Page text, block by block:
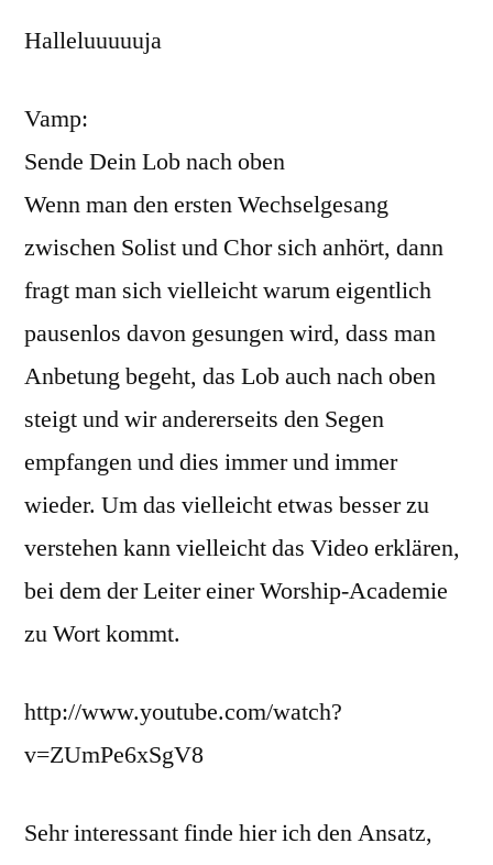
Halleluuuuuja
Vamp:
Sende Dein Lob nach oben
Wenn man den ersten Wechselgesang
zwischen Solist und Chor sich anhört, dann
fragt man sich vielleicht warum eigentlich
pausenlos davon gesungen wird, dass man
Anbetung begeht, das Lob auch nach oben
steigt und wir andererseits den Segen
empfangen und dies immer und immer
wieder. Um das vielleicht etwas besser zu
verstehen kann vielleicht das Video erklären,
bei dem der Leiter einer Worship-Academie
zu Wort kommt.
http://www.youtube.com/watch?
v=ZUmPe6xSgV8
Sehr interessant finde hier ich den Ansatz,